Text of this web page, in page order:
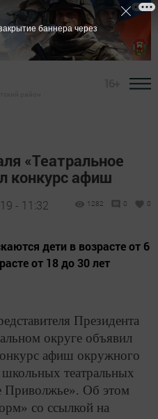
«Театральное
конкурс афиш
- 11:32 1282 0 0
дети в возрасте от 6
от 18 до 30 лет
Президента
округе объявил
афиш окружного
школьных театральных
Приволжье». Об этом
со ссылкой на
баннера через